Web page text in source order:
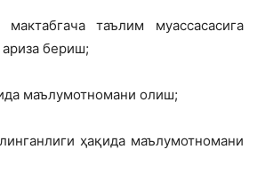
таълим муассасасига
бериш;
маълумотномани олиш;
ҳақида маълумотномани